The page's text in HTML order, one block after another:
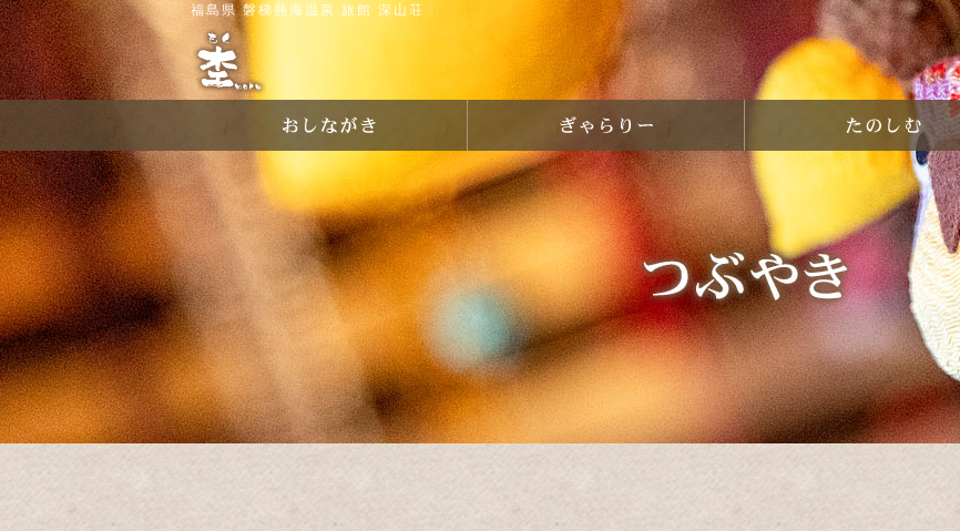
福島県 磐梯熱海温泉 旅館 深山荘